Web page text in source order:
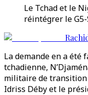
Le Tchad et le
réintégrer le
La demande en a été
tchadienne,
militaire de transition
Idriss Déby et le